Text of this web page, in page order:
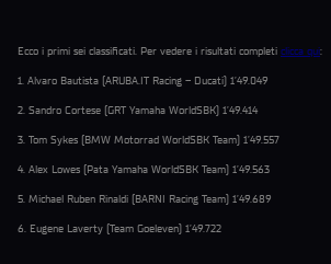
Ecco i primi sei classificati. Per vedere i risultati completi clicca qui:
1. Alvaro Bautista (ARUBA.IT Racing – Ducati) 1’49.049
2. Sandro Cortese (GRT Yamaha WorldSBK) 1’49.414
3. Tom Sykes (BMW Motorrad WorldSBK Team) 1’49.557
4. Alex Lowes (Pata Yamaha WorldSBK Team) 1’49.563
5. Michael Ruben Rinaldi (BARNI Racing Team) 1’49.689
6. Eugene Laverty (Team Goeleven) 1’49.722